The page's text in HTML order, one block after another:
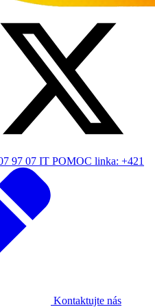
97 07 IT POMOC linka: +421
Kontaktujte nás